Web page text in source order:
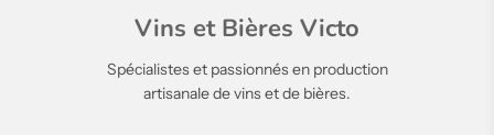
Vins et Bières Victo
Spécialistes et passionnés en production
artisanale de vins et de bières.